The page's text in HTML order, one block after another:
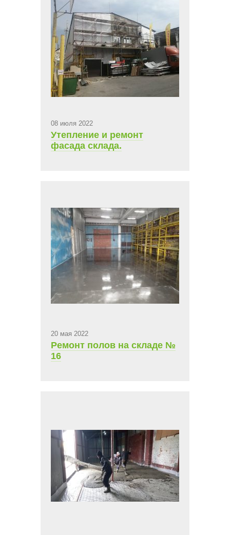
08 июля 2022
Утепление и ремонт
фасада склада.
20 мая 2022
Ремонт полов на складе №
16